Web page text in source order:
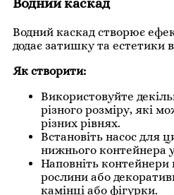
Водний каскад
Водний каскад створює
додає затишку та естетики
Як створити:
Використовуйте
різного розміру, які
різних рівнях.
Встановіть насос для
нижнього контейнера
Наповніть контейнери
рослини або
камінці або фігурки.